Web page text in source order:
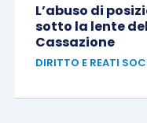
L’abuso di
sotto la lente
Cassazione
DIRITTO E REATI